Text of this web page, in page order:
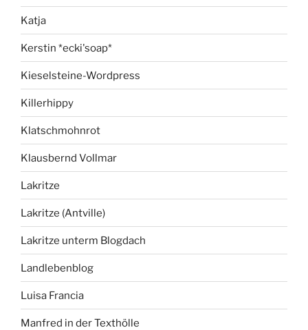
Katja
Kerstin *ecki'soap*
Kieselsteine-Wordpress
Killerhippy
Klatschmohnrot
Klausbernd Vollmar
Lakritze
Lakritze (Antville)
Lakritze unterm Blogdach
Landlebenblog
Luisa Francia
Manfred in der Texthölle